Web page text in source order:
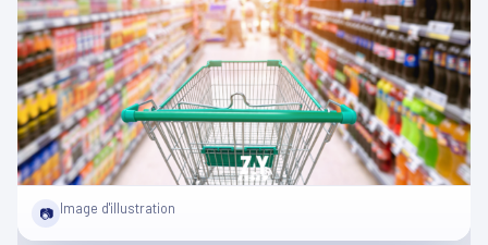
📷 Image d'illustration